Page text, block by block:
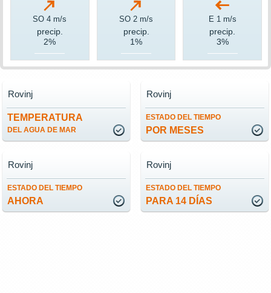
SO 4 m/s
precip.
2%
SO 2 m/s
precip.
1%
E 1 m/s
precip.
3%
TEMPERATURA
DEL AGUA DE MAR
Rovinj
ESTADO DEL TIEMPO
POR MESES
Rovinj
ESTADO DEL TIEMPO
AHORA
Rovinj
ESTADO DEL TIEMPO
PARA 14 DÍAS
Rovinj